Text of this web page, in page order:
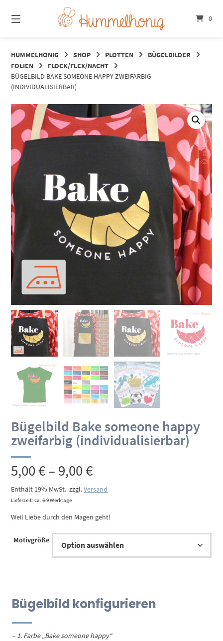
zum
Inhalt
0
HUMMELHONIG SHOP PLOTTEN
BÜGELBILDER
FOLIEN
FLOCK/FLEX/NACHT
BÜGELBILD BAKE SOMEONE HAPPY ZWEIFARBIG
(INDIVIDUALISIERBAR)
Bügelbild Bake someone happy
zweifarbig (individualisierbar)
5,00€– 9,00€Preisspanne:
5,00 €
bis
9,00 €
Enthält 19% MwSt. zzgl.Versand
Lieferzeit: ca. 6-9 Werktage
Weil Liebe durch den Magen geht!
Motivgröße
Bügelbild konfigurieren
– 1. Farbe „Bake someone happy“